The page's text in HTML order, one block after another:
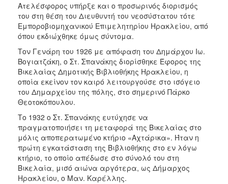
Ατελέσφορος υπήρξε και ο προσωρινός διορισμός
του στη θέση του Διευθυντή του νεοσύστατου τότε
Εμποροβιομηχανικού Επιμελητηρίου Ηρακλείου, από
όπου εκδιώχθηκε όμως σύντομα.
Τον Γενάρη του 1926 με απόφαση του Δημάρχου Ιω.
Βογιατζάκη, ο Στ. Σπανάκης διορίσθηκε Έφορος της
Βικελαίας Δημοτικής Βιβλιοθήκης Ηρακλείου, η
οποία εκείνον τον καιρό λειτουργούσε στο ισόγειο
του Δημαρχείου της πόλης, στο σημερινό Πάρκο
Θεοτοκόπουλου.
Το 1932 ο Στ. Σπανάκης ευτύχησε να
πραγματοποιήσει τη μεταφορά της Βικελαίας στο
μόλις αποπερατωμένο κτήριο «Αχτάρικα». Ήταν η
πρώτη εγκατάσταση της Βιβλιοθήκης στο εν λόγω
κτήριο, το οποίο απέδωσε στο σύνολό του στη
Βικελαία, μισό αιώνα αργότερα, ως Δήμαρχος
Ηρακλείου, ο Μαν. Καρέλλης.